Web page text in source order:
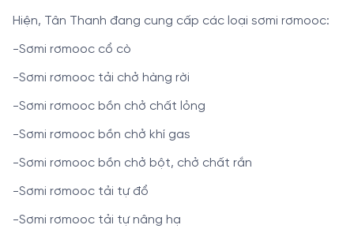
Hiện, Tân Thanh đang cung cấp các loại sơmi rơmooc:
-Sơmi rơmooc cổ cò
-Sơmi rơmooc tải chở hàng rời
-Sơmi rơmooc bồn chở chất lỏng
-Sơmi rơmooc bồn chở khí gas
-Sơmi rơmooc bồn chở bột, chở chất rắn
-Sơmi rơmooc tải tự đổ
-Sơmi rơmooc tải tự nâng hạ